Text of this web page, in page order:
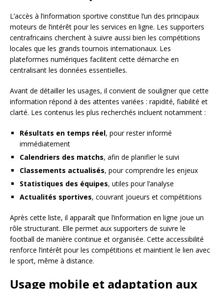
L’accès à l’information sportive constitue l’un des principaux
moteurs de l’intérêt pour les services en ligne. Les supporters
centrafricains cherchent à suivre aussi bien les compétitions
locales que les grands tournois internationaux. Les
plateformes numériques facilitent cette démarche en
centralisant les données essentielles.
Avant de détailler les usages, il convient de souligner que cette
information répond à des attentes variées : rapidité, fiabilité et
clarté. Les contenus les plus recherchés incluent notamment :
Résultats en temps réel, pour rester informé
immédiatement
Calendriers des matchs, afin de planifier le suivi
Classements actualisés, pour comprendre les enjeux
Statistiques des équipes, utiles pour l’analyse
Actualités sportives, couvrant joueurs et compétitions
Après cette liste, il apparaît que l’information en ligne joue un
rôle structurant. Elle permet aux supporters de suivre le
football de manière continue et organisée. Cette accessibilité
renforce l’intérêt pour les compétitions et maintient le lien avec
le sport, même à distance.
Usage mobile et adaptation aux